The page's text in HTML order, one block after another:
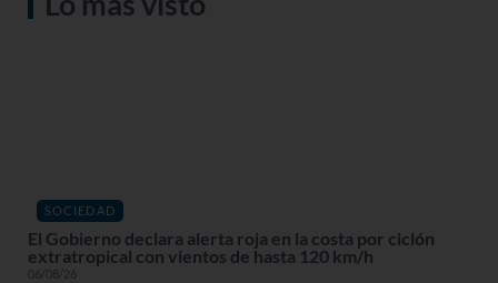
SOCIEDAD
El Gobierno declara alerta roja en la costa por ciclón
extratropical con vientos de hasta 120 km/h
06/08/26